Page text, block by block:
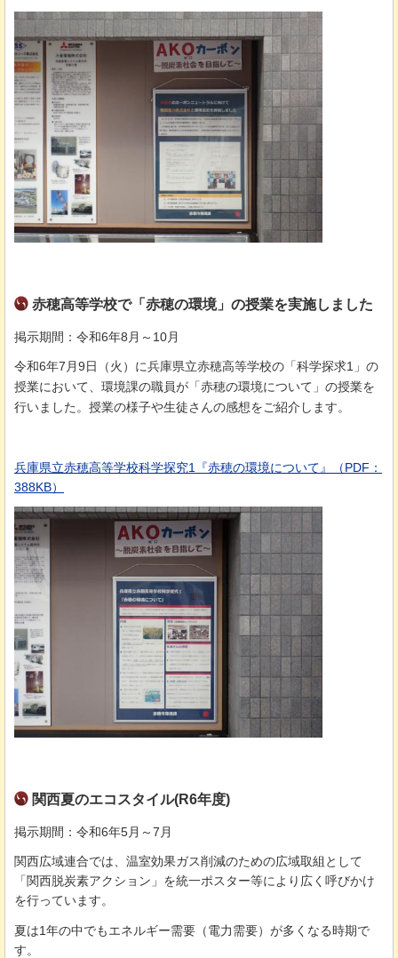
赤穂高等学校で「赤穂の環境」の授業を実施しました
掲示期間：令和6年8月～10月
令和6年7月9⽇（⽕）に兵庫県⽴⾚穂高等学校の「科学探求1」の
授業において、環境課の職員が「⾚穂の環境について」の授業を
⾏いました。授業の様⼦や生徒さんの感想をご紹介します。
兵庫県⽴⾚穂⾼等学校科学探究1『⾚穂の環境について』（PDF：
388KB）
関西夏のエコスタイル(R6年度)
掲示期間：令和6年5月～7月
関西広域連合では、温室効果ガス削減のための広域取組として
「関西脱炭素アクション」を統一ポスター等により広く呼びかけ
を行っています。
夏は1年の中でもエネルギー需要（電力需要）が多くなる時期で
す。